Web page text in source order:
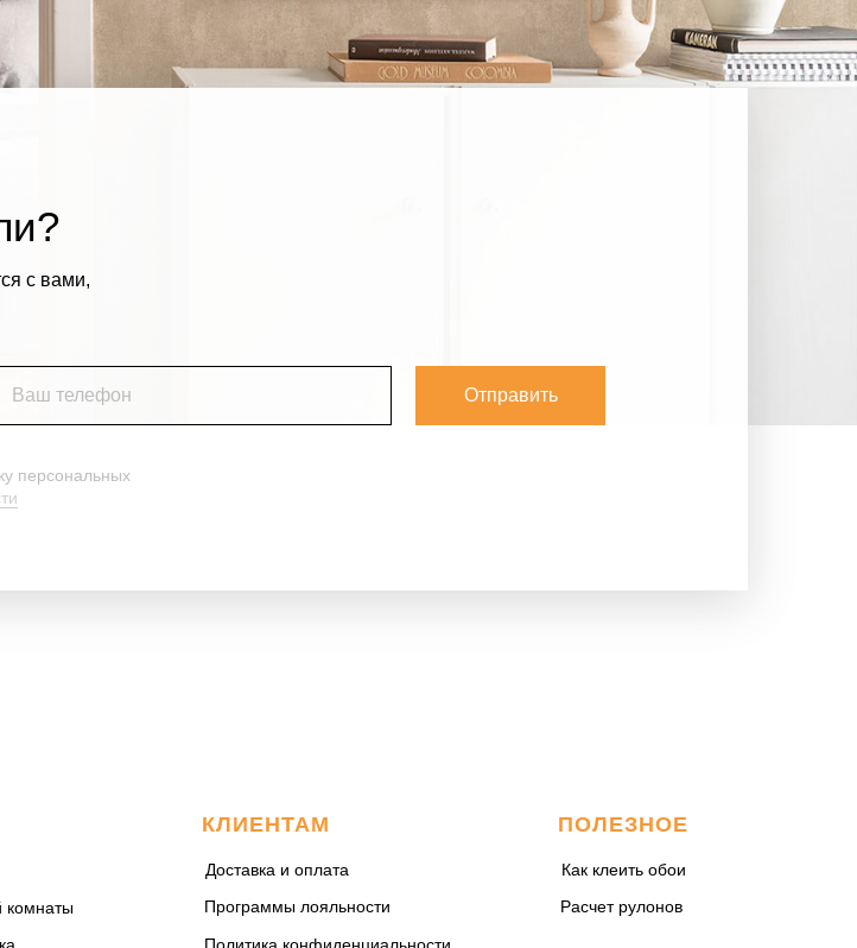
Ваш телефон Отправить
с вами,
персональных
КЛИЕНТАМ ПОЛЕЗНОЕ
комнаты
Доставка и оплата
Программы лояльности
Политика конфиденциальности
Как клеить обои
Расчет рулонов